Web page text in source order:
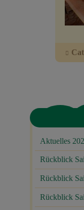
Aktuelles
Rückblick
Rückblick
Rückblick